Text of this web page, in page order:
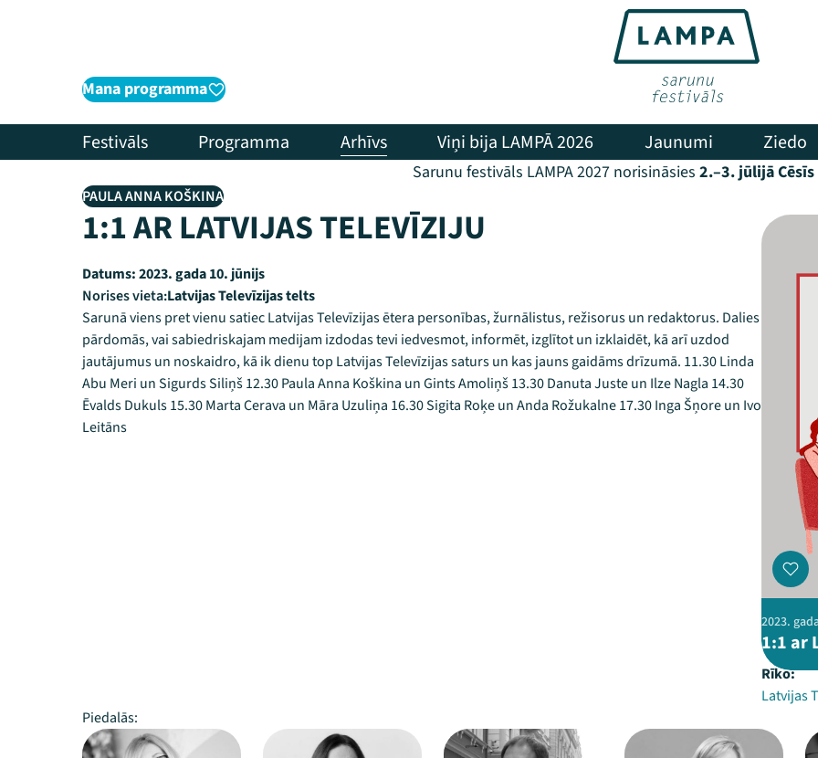
Mana programma
Festivāls Programma Arhīvs Viņi bija LAMPĀ 2026 Jaunumi Ziedo
Sarunu festivāls LAMPA 2027 norisināsies 2.–3. jūlijā Cēsīs
PAULA ANNA KOŠKINA
1:1 AR LATVIJAS TELEVĪZIJU
Datums:2023. gada 10. jūnijs
Norises vieta:Latvijas Televīzijas telts
Sarunā viens pret vienu satiec Latvijas Televīzijas ētera personības, žurnālistus, režisorus un redaktorus. Dalies
pārdomās, vai sabiedriskajam medijam izdodas tevi iedvesmot, informēt, izglītot un izklaidēt, kā arī uzdod
jautājumus un noskaidro, kā ik dienu top Latvijas Televīzijas saturs un kas jauns gaidāms drīzumā. 11.30 Linda
Abu Meri un Sigurds Siliņš 12.30 Paula Anna Koškina un Gints Amoliņš 13.30 Danuta Juste un Ilze Nagla 14.30
Ēvalds Dukuls 15.30 Marta Cerava un Māra Uzuliņa 16.30 Sigita Roķe un Anda Rožukalne 17.30 Inga Šņore un Ivo
Leitāns
2023.
1:1 ar
Rīko:
Latvijas
Piedalās: